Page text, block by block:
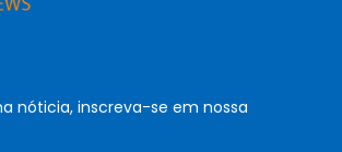
nóticia, inscreva-se em nossa